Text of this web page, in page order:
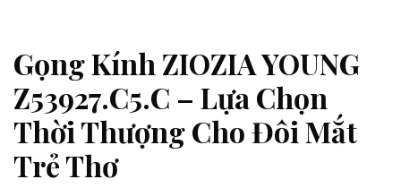
Gọng Kính ZIOZIA YOUNG
Z53927.C5.C – Lựa Chọn
Thời Thượng Cho Đôi Mắt
Trẻ Thơ